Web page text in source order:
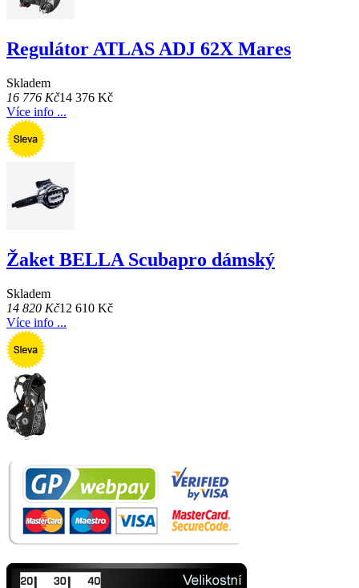
Regulátor ATLAS ADJ 62X Mares
Skladem
16 776 Kč14 376 Kč
Více info ...
Žaket BELLA Scubapro dámský
Skladem
14 820 Kč12 610 Kč
Více info ...